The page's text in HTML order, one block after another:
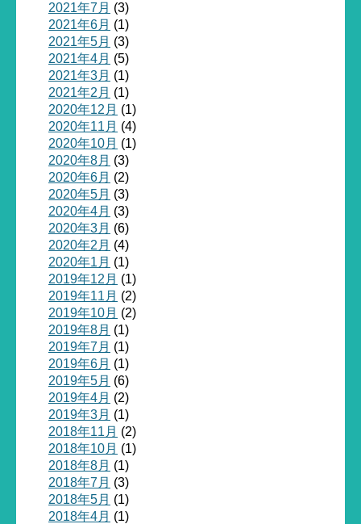
2021年7月 (3)
2021年6月 (1)
2021年5月 (3)
2021年4月 (5)
2021年3月 (1)
2021年2月 (1)
2020年12月 (1)
2020年11月 (4)
2020年10月 (1)
2020年8月 (3)
2020年6月 (2)
2020年5月 (3)
2020年4月 (3)
2020年3月 (6)
2020年2月 (4)
2020年1月 (1)
2019年12月 (1)
2019年11月 (2)
2019年10月 (2)
2019年8月 (1)
2019年7月 (1)
2019年6月 (1)
2019年5月 (6)
2019年4月 (2)
2019年3月 (1)
2018年11月 (2)
2018年10月 (1)
2018年8月 (1)
2018年7月 (3)
2018年5月 (1)
2018年4月 (1)